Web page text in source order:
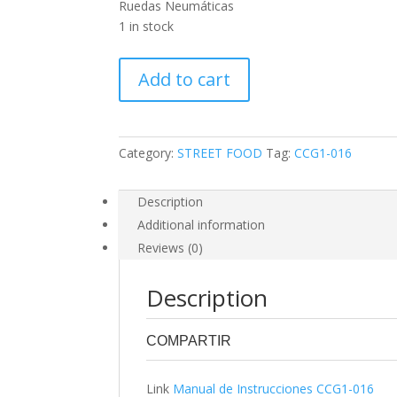
Ruedas Neumáticas
1 in stock
016
-
de
Griego
quantity
Add to cart
Category:STREET FOOD Tag:CCG1-016
Description
Additional information
Reviews (0)
Description
COMPARTIR
Link Manual de Instrucciones CCG1-016